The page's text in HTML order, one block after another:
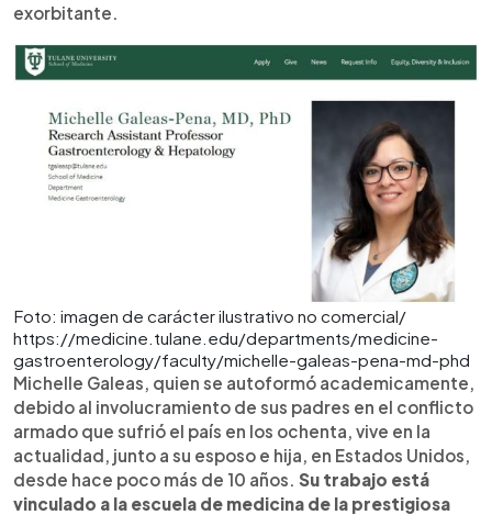
exorbitante.
Foto: imagen de carácter ilustrativo no comercial/
https://medicine.tulane.edu/departments/medicine-
gastroenterology/faculty/michelle-galeas-pena-md-phd
Michelle Galeas, quien se autoformó academicamente,
debido al involucramiento de sus padres en el conflicto
armado que sufrió el país en los ochenta, vive en la
actualidad, junto a su esposo e hija, en Estados Unidos,
desde hace poco más de 10 años. Su trabajo está
vinculado a la escuela de medicina de la prestigiosa